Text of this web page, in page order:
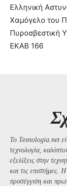
Ελληνική
Χαμόγελο του
Πυροσβεστική
ΕΚΑΒ 166
Το Texnologia.net
τεχνολογία,
εξελίξεις στην
και τις επιστήμες.
προσέγγιση και